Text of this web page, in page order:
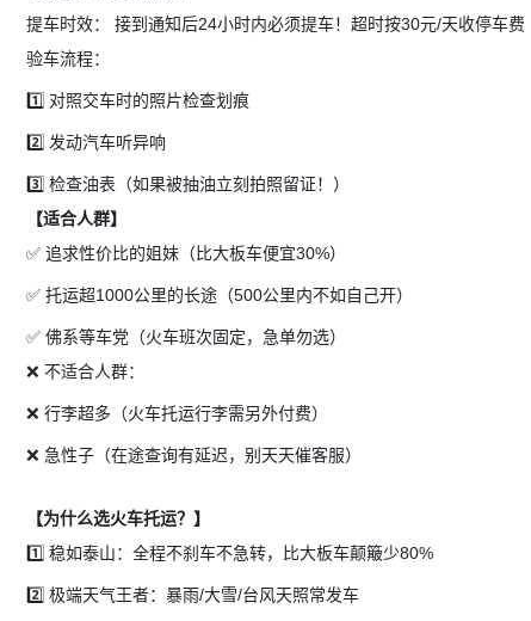
提车时效：
接到通知后24小时内必须提车！超时按30元/天收停车费
验车流程：
1️⃣ 对照交车时的照片检查划痕
2️⃣ 发动汽车听异响
3️⃣ 检查油表（如果被抽油立刻拍照留证！）
【适合人群】
✅ 追求性价比的姐妹（比大板车便宜30%）
✅ 托运超1000公里的长途（500公里内不如自己开）
✅ 佛系等车党（火车班次固定，急单勿选）
❌ 不适合人群：
❌ 行李超多（火车托运行李需另外付费）
❌ 急性子（在途查询有延迟，别天天催客服）
【为什么选火车托运？】
1️⃣ 稳如泰山：全程不刹车不急转，比大板车颠簸少80%
2️⃣ 极端天气王者：暴雨/大雪/台风天照常发车